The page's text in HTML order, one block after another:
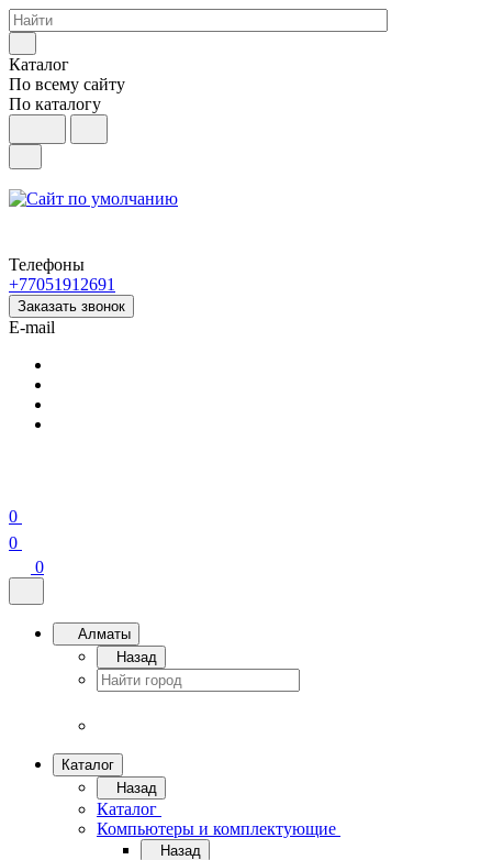
Каталог
По всему сайту
По каталогу
Телефоны
+77051912691
Заказать звонок
E-mail
0
0
0
Алматы
Назад
Каталог
Назад
Каталог
Компьютеры и комплектующие
Назад